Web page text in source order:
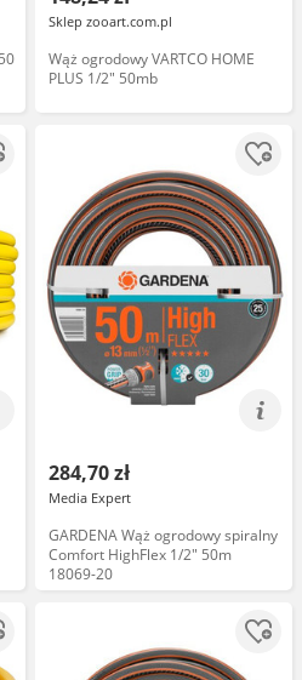
Sklep zooart.com.pl
Wąż ogrodowy VARTCO HOME
PLUS 1/2" 50mb
284,70 zł
Media Expert
GARDENA Wąż ogrodowy spiralny
Comfort HighFlex 1/2" 50m
18069-20